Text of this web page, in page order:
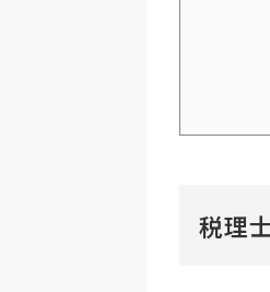
税理